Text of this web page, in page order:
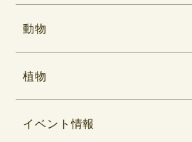
動物
植物
イベント情報